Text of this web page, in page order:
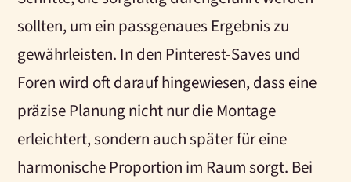
sollten, um ein passgenaues Ergebnis zu
gewährleisten. In den Pinterest-Saves und
Foren wird oft darauf hingewiesen, dass eine
präzise Planung nicht nur die Montage
erleichtert, sondern auch später für eine
harmonische Proportion im Raum sorgt. Bei